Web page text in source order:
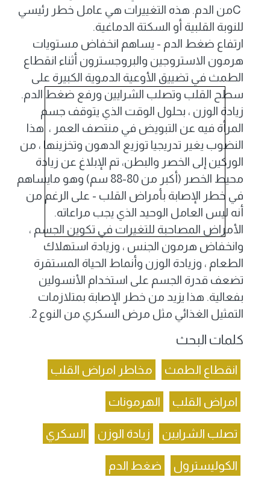
Cمن الدم. هذه التغييرات هي عامل خطر رئيسي
للنوبة القلبية أو السكتة الدماغية.
ارتفاع ضغط الدم - يساهم انخفاض مستويات
هرمون الاستروجين والبروجسترون أثناء انقطاع
الطمث في تضييق الأوعية الدموية الكبيرة على
سطح القلب وتصلب الشرايين ورفع ضغط الدم.
زيادة الوزن ، بحلول الوقت الذي يتوقف جسم
المرأة فيه عن التبويض في منتصف العمر ، هذا
النضوب يغير تدريجيا توزيع الدهون وتخزينها ، من
الوركين إلى الخصر والبطن، تم الإبلاغ عن زيادة
محيط الخصر (أكبر من 80-88 سم) وهو مايساهم
في خطر الإصابة بأمراض القلب - على الرغم من
أنه ليس العامل الوحيد الذي يجب مراعاته.
الأمراض المصاحبة للتغيرات في تكوين الجسم ،
وانخفاض هرمون الجنس ، وزيادة استهلاك
الطعام ، وزيادة الوزن وأنماط الحياة المستقرة
تضعف قدرة الجسم على استخدام الأنسولين
بفعالية. هذا يزيد من خطر الإصابة بمتلازمات
التمثيل الغذائي مثل مرض السكري من النوع 2
.
كلمات البحث
انقطاع الطمث مخاطر امراض القلب
امراض القلب الهرمونات
تصلب الشرايين زيادة الوزن السكري
الكوليسترول ضغط الدم